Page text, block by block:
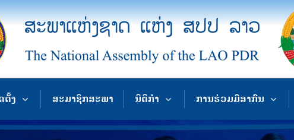
ຕັ້ງ ສະມາຊິກສະພາ ນິຕິກຳ ການຮ່ວມມືສາກົນ